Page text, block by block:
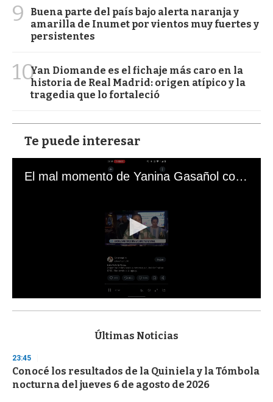
9
Buena parte del país bajo alerta naranja y
amarilla de Inumet por vientos muy fuertes y
persistentes
10Yan Diomande es el fichaje más caro en la
historia de Real Madrid: origen atípico y la
tragedia que lo fortaleció
Te puede interesar
El mal momento de Yanina Gasañol con un hincha argentino en "Subrayado"
s
d
s
o
f
Últimas Noticias
23:45
Conocé los resultados de la Quiniela y la Tómbola
nocturna del jueves 6 de agosto de 2026